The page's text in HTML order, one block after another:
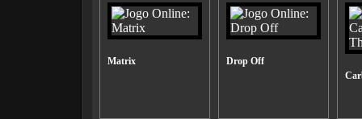
Matrix
Drop Off